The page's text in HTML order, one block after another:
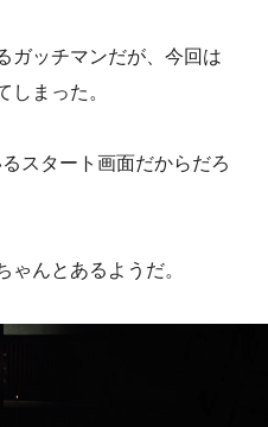
ガッチマンだが、今回は
しまった。
スタート画面だからだろ
ゃんとあるようだ。